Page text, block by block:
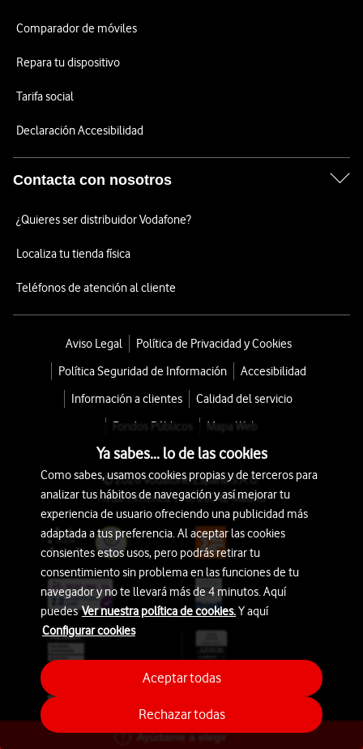
Ayúdame a elegir
Comparador de móviles
Repara tu dispositivo
Tarifa social
Declaración Accesibilidad
Contacta con nosotros
¿Quieres ser distribuidor Vodafone?
Localiza tu tienda física
Teléfonos de atención al cliente
Aviso Legal
Política de Privacidad y Cookies
Política Seguridad de Información
Accesibilidad
Información a clientes
Calidad del servicio
Fondos Públicos
Mapa Web
© 2026 Vodafone España S.A.U.
Avda. América 115, 28042 Madrid
Ya sabes... lo de las cookies
Como sabes, usamos cookies propias y de terceros para
analizar tus hábitos de navegación y así mejorar tu
experiencia de usuario ofreciendo una publicidad más
adaptada a tus preferencia. Al aceptar las cookies
consientes estos usos, pero podrás retirar tu
consentimiento sin problema en las funciones de tu
navegador y no te llevará más de 4 minutos. Aquí
puedesVer nuestra política de cookies.Y aquí
Configurar cookies
Rechazar todas
Aceptar todas